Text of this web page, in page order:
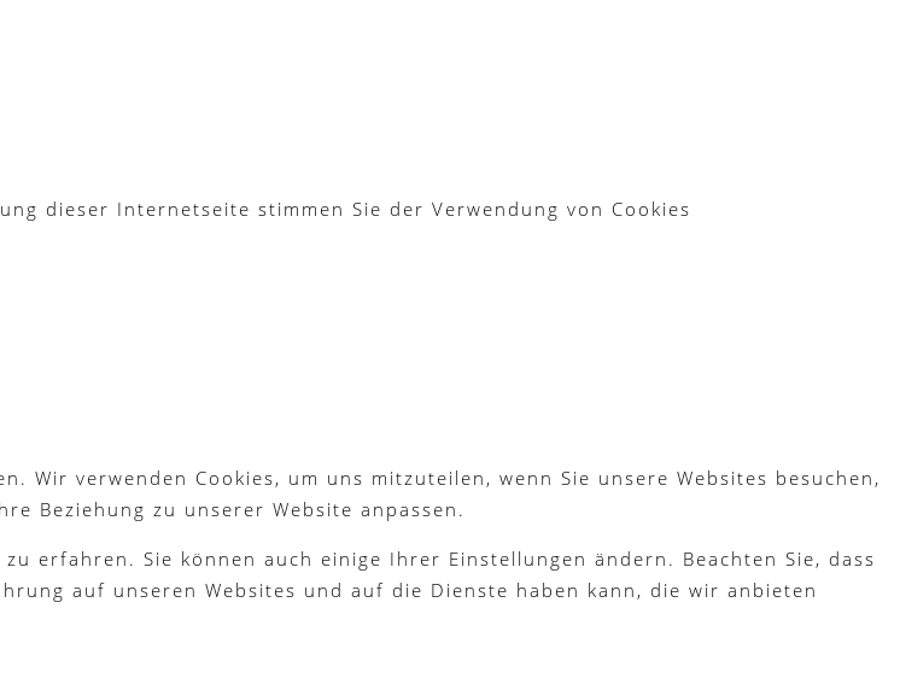
dieser Internetseite stimmen Sie der Verwendung von Cookies
Wir verwenden Cookies, um uns mitzuteilen, wenn Sie unsere Websites besuchen,
Beziehung zu unserer Website anpassen.
erfahren. Sie können auch einige Ihrer Einstellungen ändern. Beachten Sie, dass
auf unseren Websites und auf die Dienste haben kann, die wir anbieten